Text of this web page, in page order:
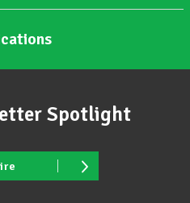
Spotlight